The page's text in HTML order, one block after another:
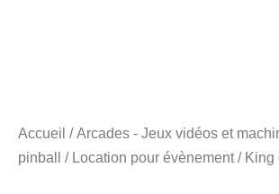
Accueil /Arcades - Jeux vidéos et
pinball
/ Location pour évènement/ King